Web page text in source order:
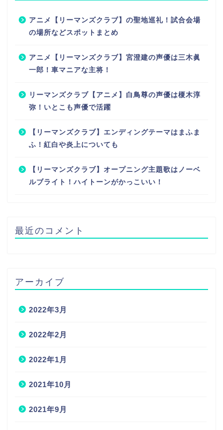
アニメ【リーマンズクラブ】の聖地巡礼！試合会場
の場所などスポットまとめ
アニメ【リーマンズクラブ】宮澄建の声優は三木眞
一郎！車マニアな主将！
リーマンズクラブ【アニメ】白鳥尊の声優は榎木淳
弥！いとこも声優で活躍
【リーマンズクラブ】エンディングテーマはまふま
ふ！紅白や炎上についても
【リーマンズクラブ】オープニング主題歌はノーベ
ルブライト！ハイトーンがかっこいい！
最近のコメント
アーカイブ
2022年3月
2022年2月
2022年1月
2021年10月
2021年9月